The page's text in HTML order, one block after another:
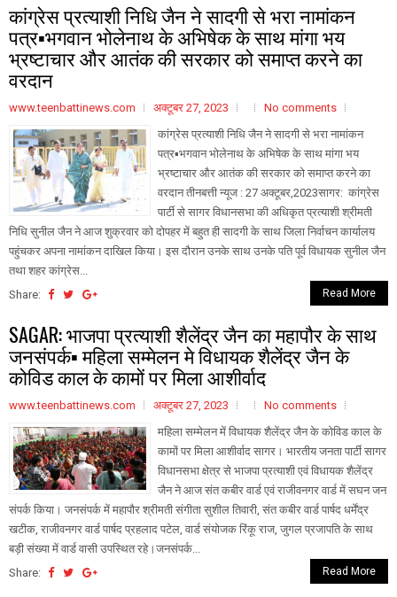
कांग्रेस प्रत्याशी निधि जैन ने सादगी से भरा नामांकन
पत्र▪️भगवान भोलेनाथ के अभिषेक के साथ मांगा भय
भ्रष्टाचार और आतंक की सरकार को समाप्त करने का
वरदान
www.teenbattinews.com अक्टूबर 27, 2023
No comments
कांग्रेस प्रत्याशी निधि जैन ने सादगी से भरा नामांकन
पत्र▪️भगवान भोलेनाथ के अभिषेक के साथ मांगा भय
भ्रष्टाचार और आतंक की सरकार को समाप्त करने का
वरदान तीनबत्ती न्यूज : 27 अक्टूबर,2023सागर: कांग्रेस
पार्टी से सागर विधानसभा की अधिकृत प्रत्याशी श्रीमती
निधि सुनील जैन ने आज शुक्रवार को दोपहर में बहुत ही सादगी के साथ जिला निर्वाचन कार्यालय
पहुंचकर अपना नामांकन दाखिल किया। इस दौरान उनके साथ उनके पति पूर्व विधायक सुनील जैन
तथा शहर कांग्रेस...
Share:
Read More
SAGAR: भाजपा प्रत्याशी शैलेंद्र जैन का महापौर के साथ
जनसंपर्क▪️ महिला सम्मेलन मे विधायक शैलेंद्र जैन के
कोविड काल के कामों पर मिला आशीर्वाद
www.teenbattinews.com अक्टूबर 27, 2023
No comments
महिला सम्मेलन में विधायक शैलेंद्र जैन के कोविड काल के
कामों पर मिला आशीर्वाद सागर। भारतीय जनता पार्टी सागर
विधानसभा क्षेत्र से भाजपा प्रत्याशी एवं विधायक शैलेंद्र
जैन ने आज संत कबीर वार्ड एवं राजीवनगर वार्ड में सघन जन
संपर्क किया। जनसंपर्क में महापौर श्रीमती संगीता सुशील तिवारी, संत कबीर वार्ड पार्षद धर्मेंद्र
खटीक, राजीवनगर वार्ड पार्षद प्रहलाद पटेल, वार्ड संयोजक रिंकू राज, जुगल प्रजापति के साथ
बड़ी संख्या में वार्ड वासी उपस्थित रहे।जनसंपर्क...
Share:
Read More